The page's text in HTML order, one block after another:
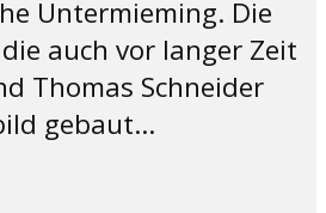
Untermieming. Die
auch vor langer Zeit
Thomas Schneider
gebaut...